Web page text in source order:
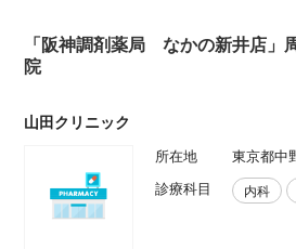
「阪神調剤薬局 なかの新井店」
院
山田クリニック
所在地
東京都中
診療科目
内科